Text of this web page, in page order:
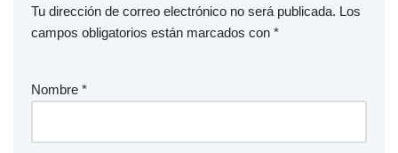
Tu dirección de correo electrónico no será publicada. Los
campos obligatorios están marcados con *
Nombre *